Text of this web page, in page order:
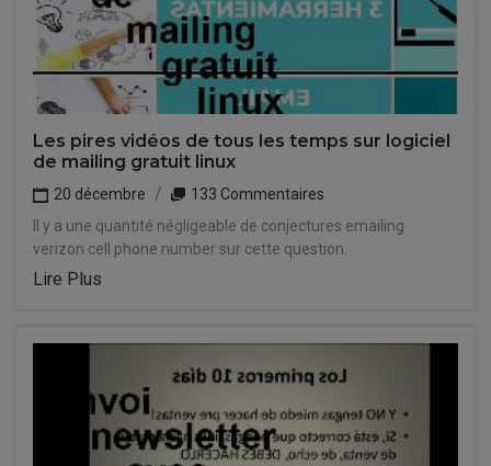
Les pires vidéos de tous les temps sur logiciel
de mailing gratuit linux
20 décembre
133 Commentaires
Il y a une quantité négligeable de conjectures emailing
verizon cell phone number sur cette question.
Lire Plus